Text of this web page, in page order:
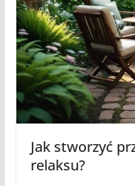
Jak stworzyć
relaksu?